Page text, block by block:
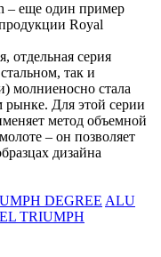
– еще один пример
Royal
отдельная серия
так и
молниеносно стала
Для этой серии
метод объемной
– он позволяет
дизайна
DEGREE ALU
TRIUMPH